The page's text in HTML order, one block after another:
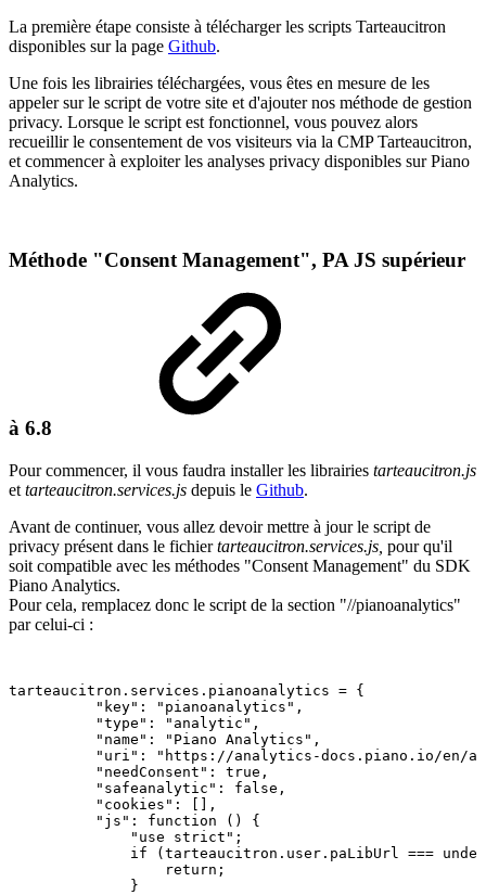
La première étape consiste à télécharger les scripts Tarteaucitron
disponibles sur la page Github.
Une fois les librairies téléchargées, vous êtes en mesure de les
appeler sur le script de votre site et d'ajouter nos méthode de gestion
privacy. Lorsque le script est fonctionnel, vous pouvez alors
recueillir le consentement de vos visiteurs via la CMP Tarteaucitron,
et commencer à exploiter les analyses privacy disponibles sur Piano
Analytics.
Méthode "Consent Management", PA JS supérieur
à 6.8
Pour commencer, il vous faudra installer les librairies tarteaucitron.js
et tarteaucitron.services.js depuis le Github.
Avant de continuer, vous allez devoir mettre à jour le script de
privacy présent dans le fichiertarteaucitron.services.js, pour qu'il
soit compatible avec les méthodes "Consent Management" du SDK
Piano Analytics.
Pour cela, remplacez donc le script de la section "//pianoanalytics"
par celui-ci :
tarteaucitron.services.pianoanalytics = {
"key":
"pianoanalytics",
"type":
"analytic",
"name":
"Piano Analytics",
"uri":
"https://analytics-docs.piano.io/en/
"needConsent":
true,
"safeanalytic":
false,
"cookies":
[],
"js":
function ()
{
"use
strict";
if
(tarteaucitron.user.paLibUrl ===
return;
}